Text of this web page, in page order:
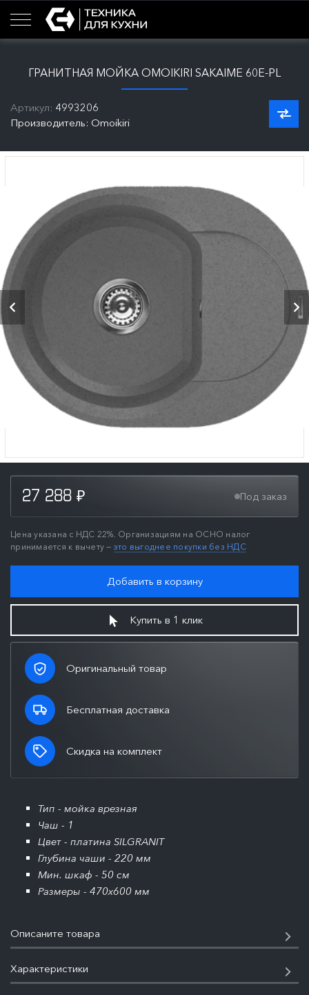
ГРАНИТНАЯ МОЙКА OMOIKIRI SAKAIME 60E-PL
Артикул: 4993206
Производитель: Omoikiri
27 288 ₽ Под заказ
Цена указана с НДС 22%. Организациям на ОСНО налог
принимается к вычету — это выгоднее покупки без НДС
Добавить в корзину
Купить в 1 клик
Оригинальный товар
Бесплатная доставка
Скидка на комплект
Тип - мойка врезная
Чаш - 1
Цвет - платина SILGRANIT
Глубина чаши - 220 мм
Мин. шкаф - 50 см
Размеры - 470x600 мм
Описаните товара
Характеристики